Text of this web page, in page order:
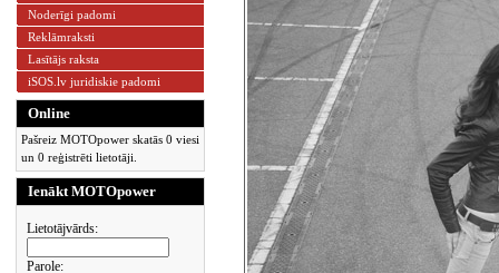
Noderīgi padomi
Reklāmraksti
Lasītājs raksta
iSOS.lv juridiskie padomi
Online
Pašreiz MOTOpower skatās 0 viesi
un 0 reģistrēti lietotāji.
Ienākt MOTOpower
Lietotājvārds:
Parole: